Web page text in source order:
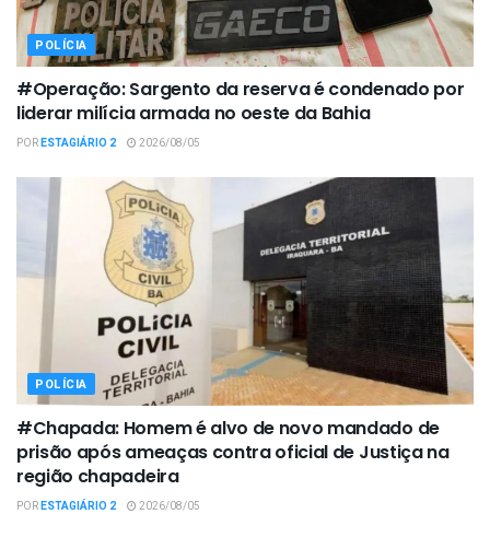
POLÍCIA
#Operação: Sargento da reserva é condenado por
liderar milícia armada no oeste da Bahia
PORESTAGIÁRIO 2 2026/08/05
POLÍCIA
#Chapada: Homem é alvo de novo mandado de
prisão após ameaças contra oficial de Justiça na
região chapadeira
PORESTAGIÁRIO 2 2026/08/05